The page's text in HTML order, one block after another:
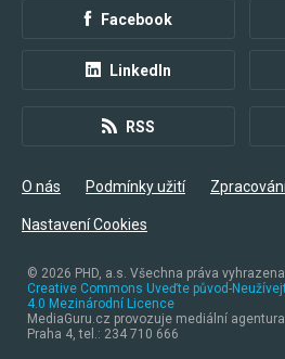
O nás Podmínky užití
Nastavení Cookies
Facebook
LinkedIn
RSS
© 2026 PHD, a.s. Všechna práva
Creative Commons Uveďte původ-
4.0 Mezinárodní Licence
MediaGuru.cz provozuje mediální
Praha 4, tel.: 234 710 666